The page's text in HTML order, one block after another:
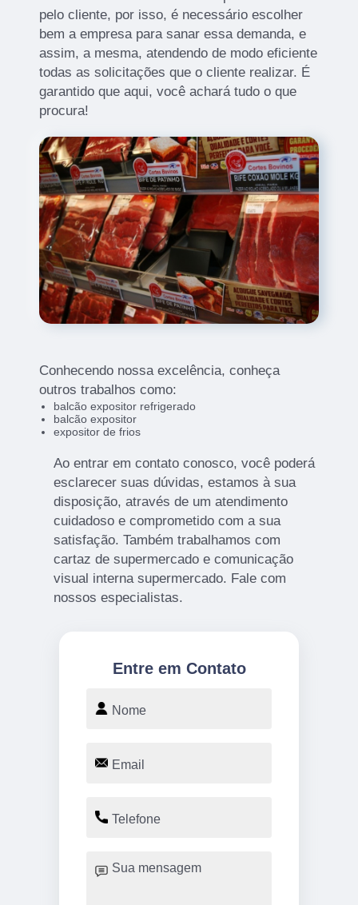
pelo cliente, por isso, é necessário escolher
bem a empresa para sanar essa demanda, e
assim, a mesma, atendendo de modo eficiente
todas as solicitações que o cliente realizar. É
garantido que aqui, você achará tudo o que
procura!
Conhecendo nossa excelência, conheça
outros trabalhos como:
balcão expositor refrigerado
balcão expositor
expositor de frios
Ao entrar em contato conosco, você poderá
esclarecer suas dúvidas, estamos à sua
disposição, através de um atendimento
cuidadoso e comprometido com a sua
satisfação. Também trabalhamos com
cartaz de supermercado e comunicação
visual interna supermercado. Fale com
nossos especialistas.
Entre em Contato